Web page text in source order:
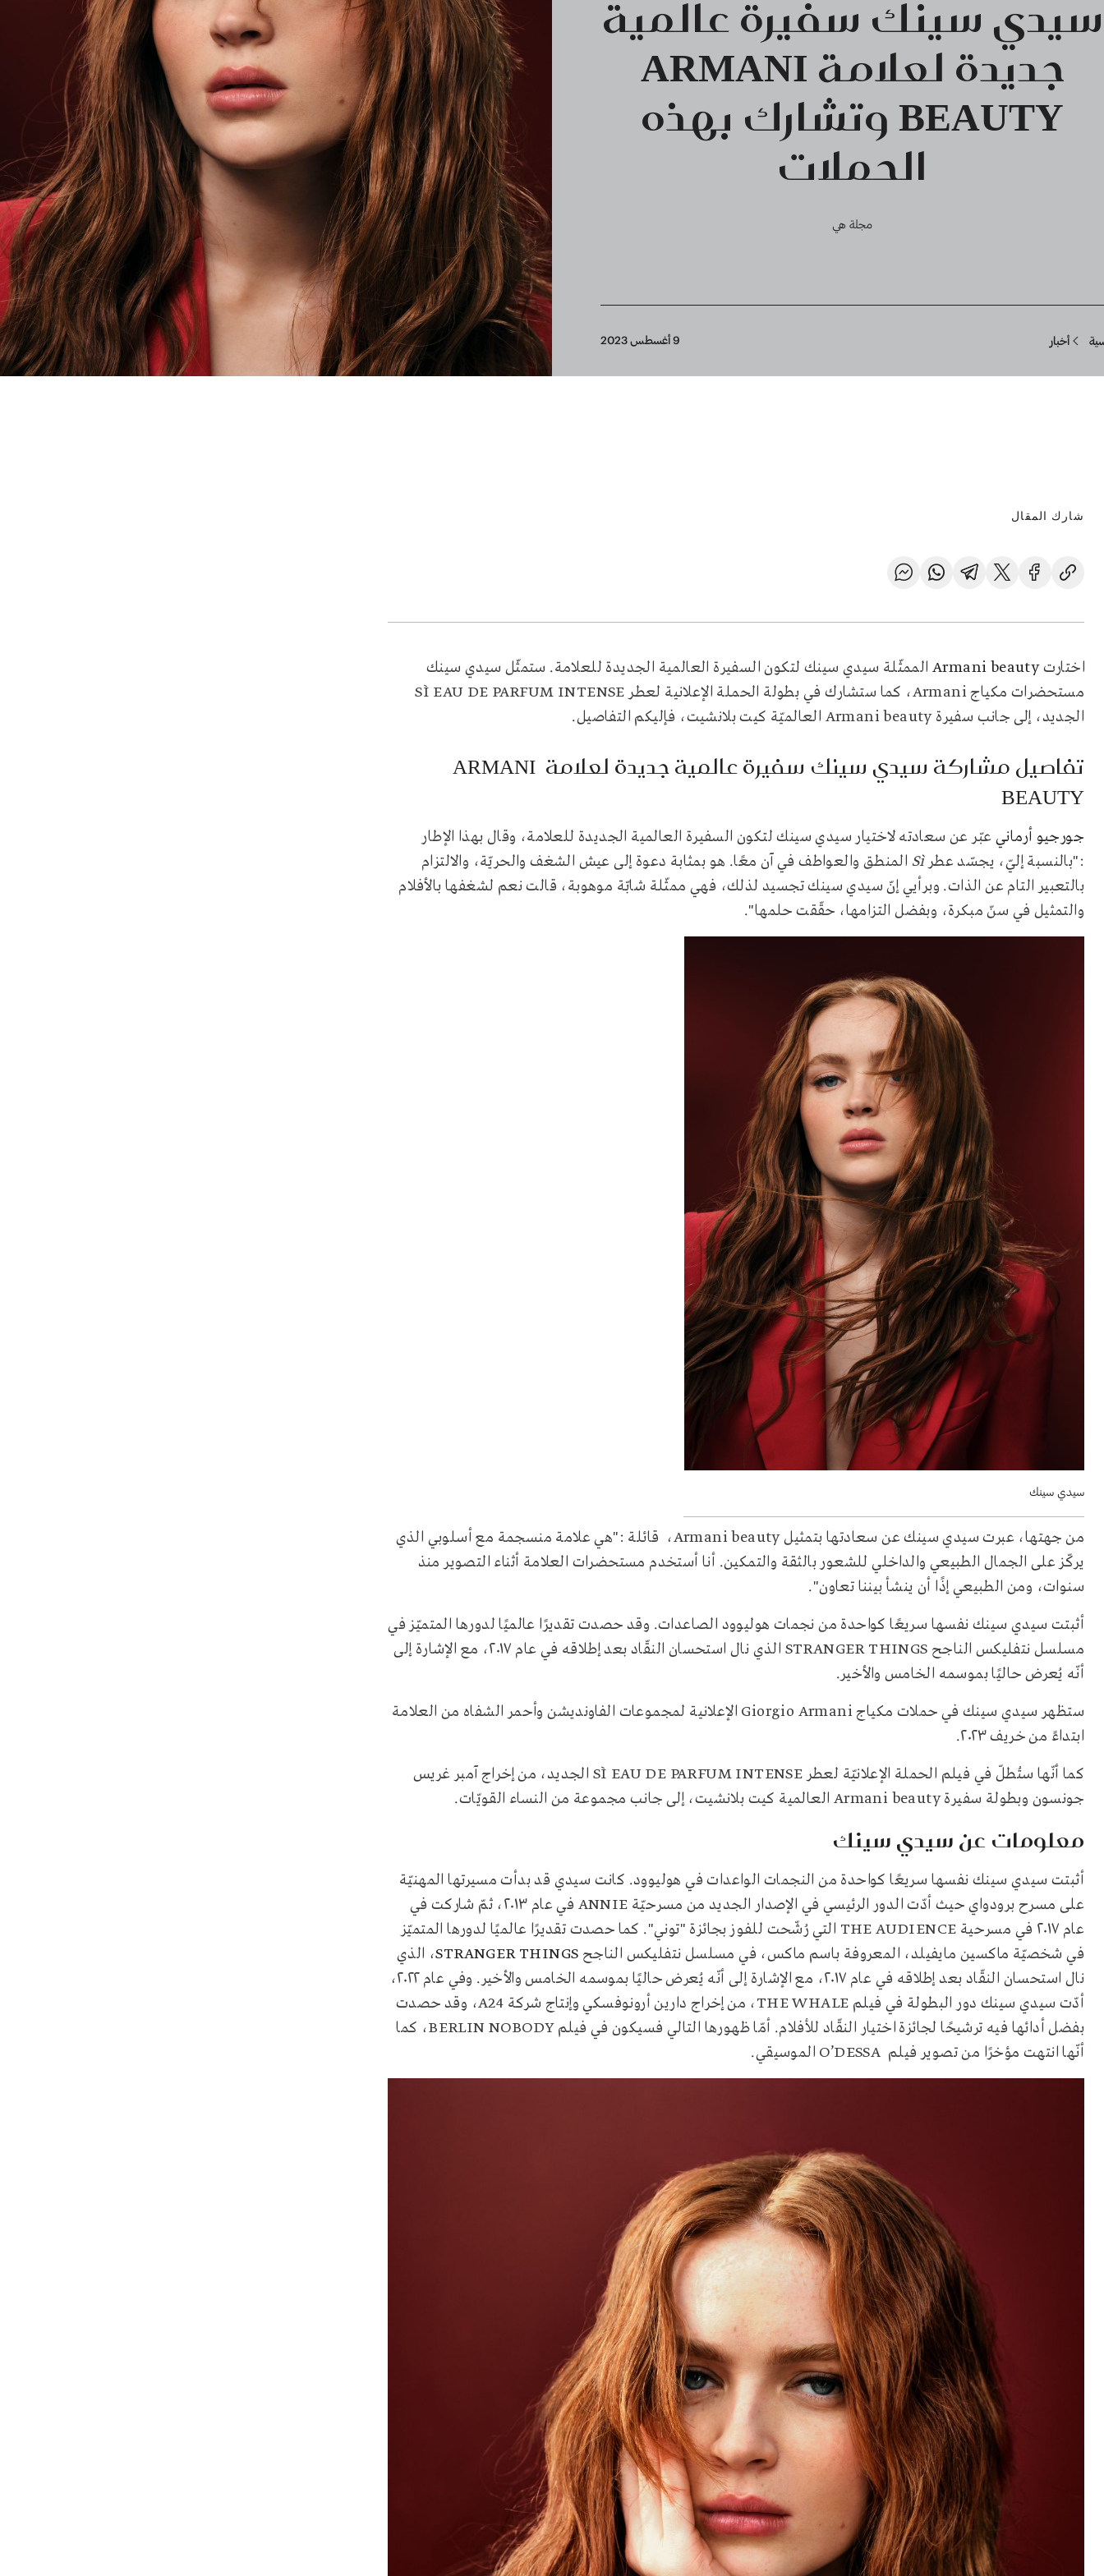
سيدي سينك سفيرة عالمية
جديدة لعلامة ARMANI
BEAUTY وتشارك بهذه
الحملات
مجلة هي
أخبار 9 أغسطس 2023
شارك المقال
اختارتArmani beauty الممثّلة سيدي سينك لتكون السفيرة العالمية الجديدة للعلامة. ستمثّل سيدي سينك
مستحضرات مكياجArmani، كما ستشارك في بطولة الحملة الإعلانية لعطرSÌ EAU DE PARFUM INTENSE
الجديد، إلى جانب سفيرةArmani beauty العالميّة كيت بلانشيت، فإليكم التفاصيل.
تفاصيل مشاركةسيدي سينك سفيرة عالمية جديدة لعلامة ARMANI
BEAUTY
جورجيو أرماني عبّر عن سعادته لاختيار سيدي سينك لتكون السفيرة العالمية الجديدة للعلامة، وقال بهذا الإطار
:"بالنسبة إليّ، يجسّد عطرSì المنطق والعواطف في آن معًا. هو بمثابة دعوة إلى عيش الشغف والحريّة، والالتزام
بالتعبير التام عن الذات. وبرأيي إنّ سيدي سينك تجسيد لذلك، فهي ممثّلة شابّة موهوبة، قالت نعم لشغفها بالأفلام
والتمثيل في سنّ مبكرة، وبفضل التزامها، حقّقت حلمها".
سيدي سينك
من جهتها، عبرت سيدي سينك عن سعادتها بتمثيلArmani beauty، قائلة :"هي علامة منسجمة مع أسلوبي الذي
يركّز على الجمال الطبيعي والداخلي للشعور بالثقة والتمكين. أنا أستخدم مستحضرات العلامة أثناء التصوير منذ
سنوات، ومن الطبيعي إذًا أن ينشأ بيننا تعاون".
أثبتت سيدي سينك نفسها سريعًا كواحدة من نجمات هوليوود الصاعدات. وقد حصدت تقديرًا عالميًا لدورها المتميّز في
مسلسل نتفليكس الناجح STRANGER THINGS
الذي نال استحسان النقّاد بعد إطلاقه في عام ٢٠١٧، مع الإشارة إلى
أنّه يُعرض حاليًا بموسمه الخامس والأخير.
ستظهر سيدي سينك في حملات مكياجGiorgio Armani الإعلانية لمجموعات الفاونديشن وأحمر الشفاه من العلامة
ابتداءً من خريف ٢٠٢٣.
كما أنّها ستُطلّ في فيلم الحملة الإعلانيّة لعطرSÌ EAU DE PARFUM INTENSE الجديد، من إخراج آمبر غريس
جونسون وبطولة سفيرةArmani beauty العالمية كيت بلانشيت، إلى جانب مجموعة من النساء القويّات.
معلومات عن سيدي سينك
أثبتت سيدي سينك نفسها سريعًا كواحدة من النجمات الواعدات في هوليوود. كانت سيدي قد بدأت مسيرتها المهنيّة
على مسرح برودواي حيث أدّت الدور الرئيسي في الإصدار الجديد من مسرحيّة ANNIE
في عام ٢٠١٣، ثمّ شاركت في
عام ٢٠١٧ في مسرحية
THE AUDIENCE التي رُشّحت للفوز بجائزة "توني". كما حصدت تقديرًا عالميًا لدورها المتميّز
في شخصيّة ماكسين مايفيلد، المعروفة باسم ماكس، في مسلسل نتفليكس الناجح STRANGER THINGS، الذي
نال استحسان النقّاد بعد إطلاقه في عام ٢٠١٧، مع الإشارة إلى أنّه يُعرض حاليًا بموسمه الخامس والأخير. وفي عام ٢٠٢٢،
أدّت سيدي سينك دور البطولة في فيلم THE WHALE، من إخراج دارين أرونوفسكي وإنتاج شركة A24، وقد حصدت
بفضل أدائها فيه ترشيحًا لجائزة اختيار النقّاد للأفلام. أمّا ظهورها التالي فسيكون في فيلمBERLIN NOBODY، كما
أنّها انتهت مؤخرًا من تصوير فيلم O’DESSA الموسيقي.